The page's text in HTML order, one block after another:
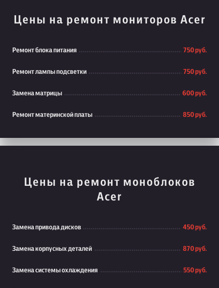
Цены на ремонт мониторов Acer
Ремонт блока питания 750 руб.
Ремонт лампы подсветки 750 руб.
Замена матрицы 600 руб.
Ремонт материнской платы 850 руб.
Цены на ремонт моноблоков
Acer
Замена привода дисков 450 руб.
Замена корпусных деталей 870 руб.
Замена системы охлаждения 550 руб.